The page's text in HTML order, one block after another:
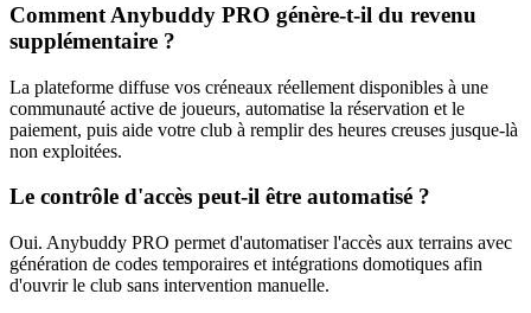
Comment Anybuddy PRO génère-t-il du revenu
supplémentaire ?
La plateforme diffuse vos créneaux réellement disponibles à une
communauté active de joueurs, automatise la réservation et le
paiement, puis aide votre club à remplir des heures creuses jusque-là
non exploitées.
Le contrôle d'accès peut-il être automatisé ?
Oui. Anybuddy PRO permet d'automatiser l'accès aux terrains avec
génération de codes temporaires et intégrations domotiques afin
d'ouvrir le club sans intervention manuelle.